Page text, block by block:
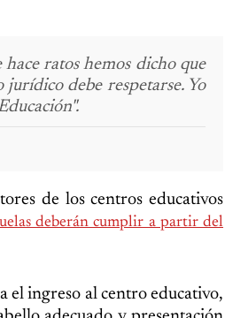
ratos hemos dicho que
debe respetarse. Yo
de los centros educativos
deberán cumplir a partir del
el ingreso al centro educativo,